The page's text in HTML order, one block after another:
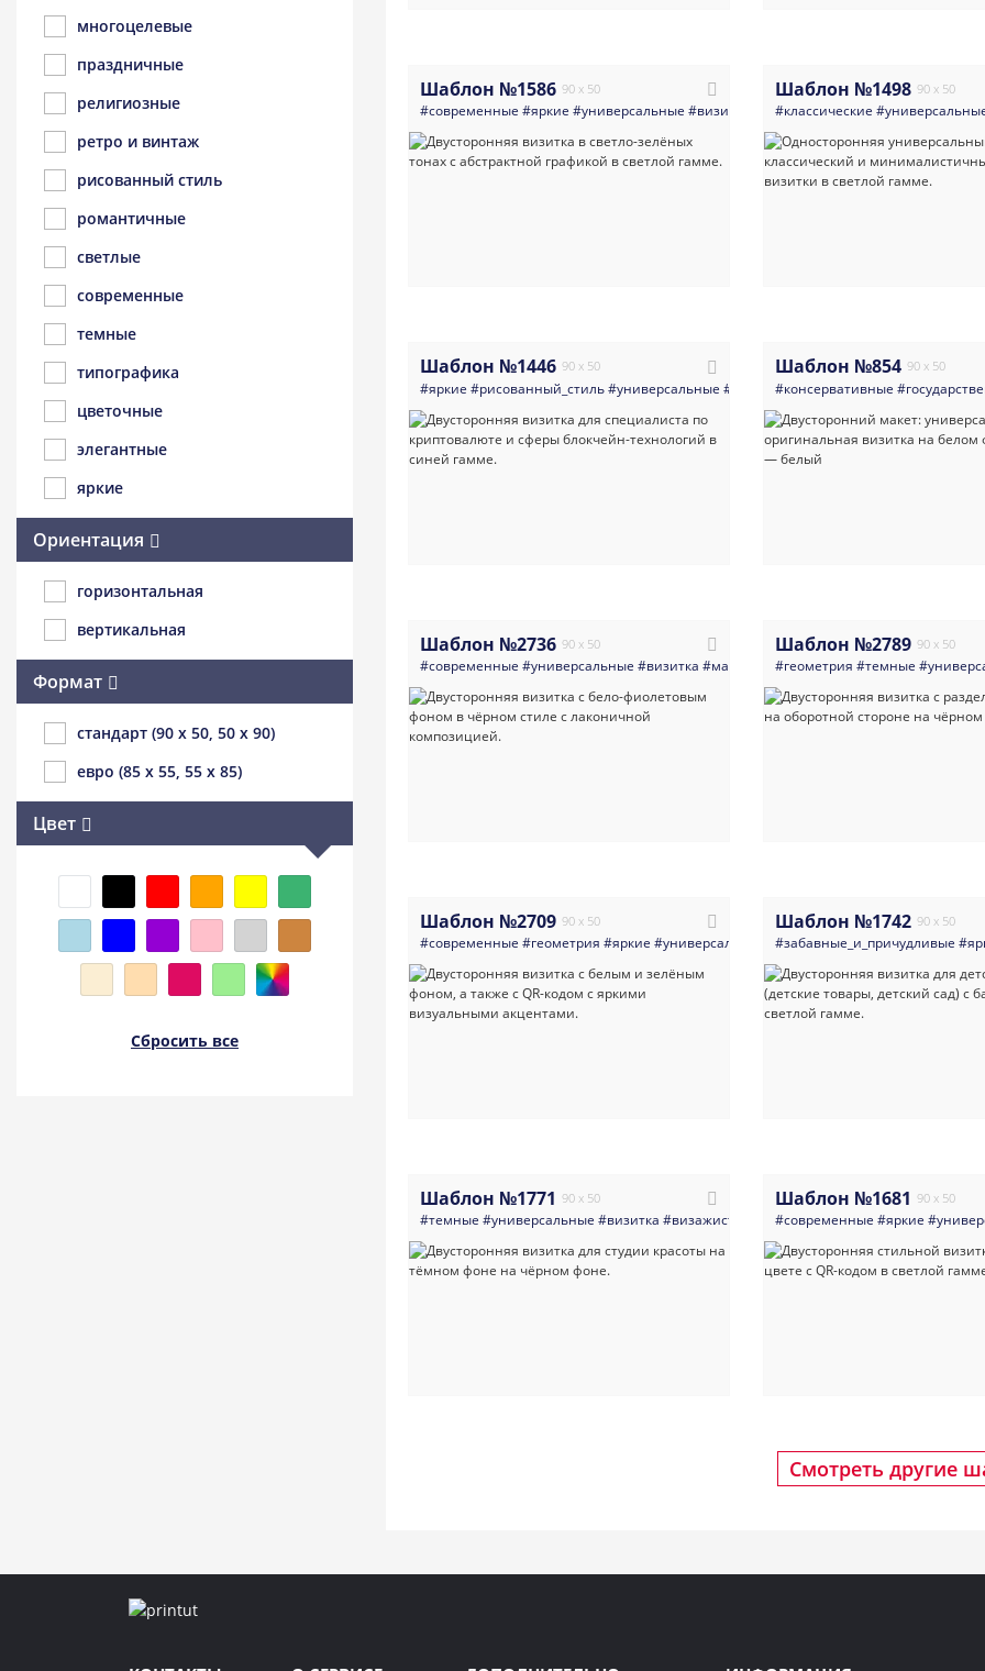
многоцелевые
праздничные
религиозные
ретро и винтаж
рисованный стиль
романтичные
светлые
современные
темные
типографика
цветочные
элегантные
яркие
Ориентация
горизонтальная
вертикальная
Формат
стандарт (90 x 50, 50 x 90)
евро (85 x 55, 55 x 85)
Цвет
Сбросить все
Шаблон №1586 90 x 50
#современные #яркие #универсальные #визитка #руководитель
Шаблон №1498 90 x 50
#классические
Шаблон №1446 90 x 50
#яркие #рисованный_стиль#универсальные #визитка #финансы#светлые
Шаблон №854 90 x 50
#консервативные
Шаблон №2736 90 x 50
#современные #универсальные #визитка #маркетолог_маркетинг#реклама
Шаблон №2789 90 x 50
#геометрия #темные
Шаблон №2709 90 x 50
#современные #геометрия #яркие #универсальные #визитка #подбор_персонала
Шаблон №1742 90 x 50
#забавные_и_причудливые
Шаблон №1771 90 x 50
#темные #универсальные #визитка #визажисты #салоны_красоты#парикмахеры
Шаблон №1681 90 x 50
#современные #яркие
Смотреть другие